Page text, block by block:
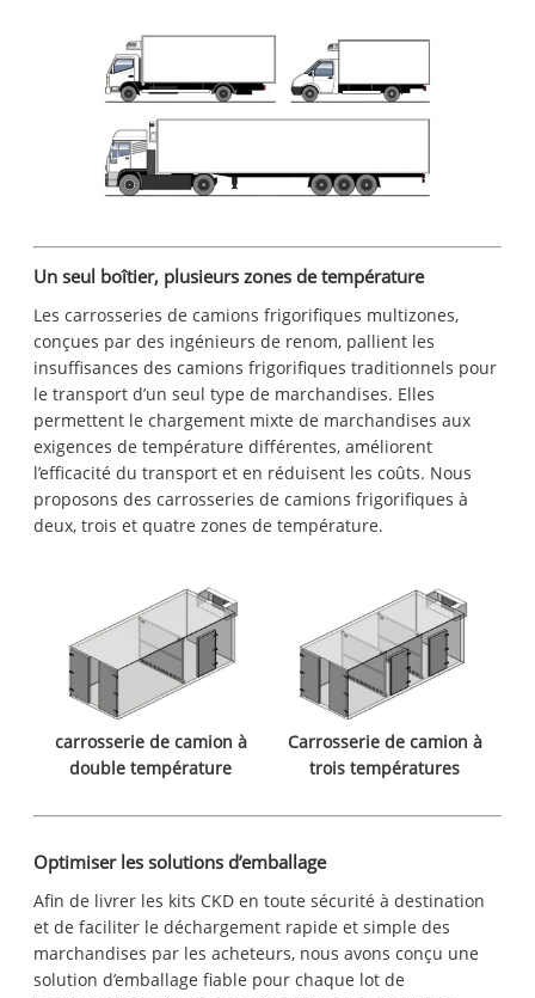
Un seul boîtier, plusieurs zones de température
Les carrosseries de camions frigorifiques multizones,
conçues par des ingénieurs de renom, pallient les
insuffisances des camions frigorifiques traditionnels pour
le transport d’un seul type de marchandises. Elles
permettent le chargement mixte de marchandises aux
exigences de température différentes, améliorent
l’efficacité du transport et en réduisent les coûts. Nous
proposons des carrosseries de camions frigorifiques à
deux, trois et quatre zones de température.
carrosserie de camion à
double température
Carrosserie de camion à
trois températures
Optimiser les solutions d’emballage
Afin de livrer les kits CKD en toute sécurité à destination
et de faciliter le déchargement rapide et simple des
marchandises par les acheteurs, nous avons conçu une
solution d’emballage fiable pour chaque lot de